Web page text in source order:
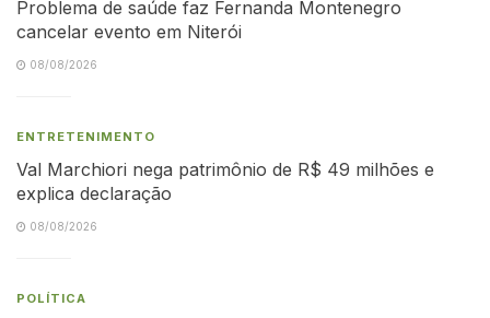
Problema de saúde faz Fernanda Montenegro
cancelar evento em Niterói
08/08/2026
ENTRETENIMENTO
Val Marchiori nega patrimônio de R$ 49 milhões e
explica declaração
08/08/2026
POLÍTICA